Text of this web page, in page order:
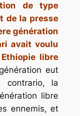
de type
de la presse
génération
avait voulu
libre
eut
contrario, la
libre
ennemis, et